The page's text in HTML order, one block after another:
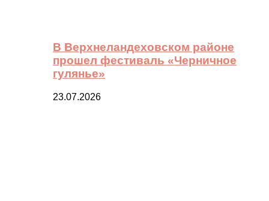
В Верхнеландеховском районе
прошел фестиваль «Черничное
гулянье»
23.07.2026